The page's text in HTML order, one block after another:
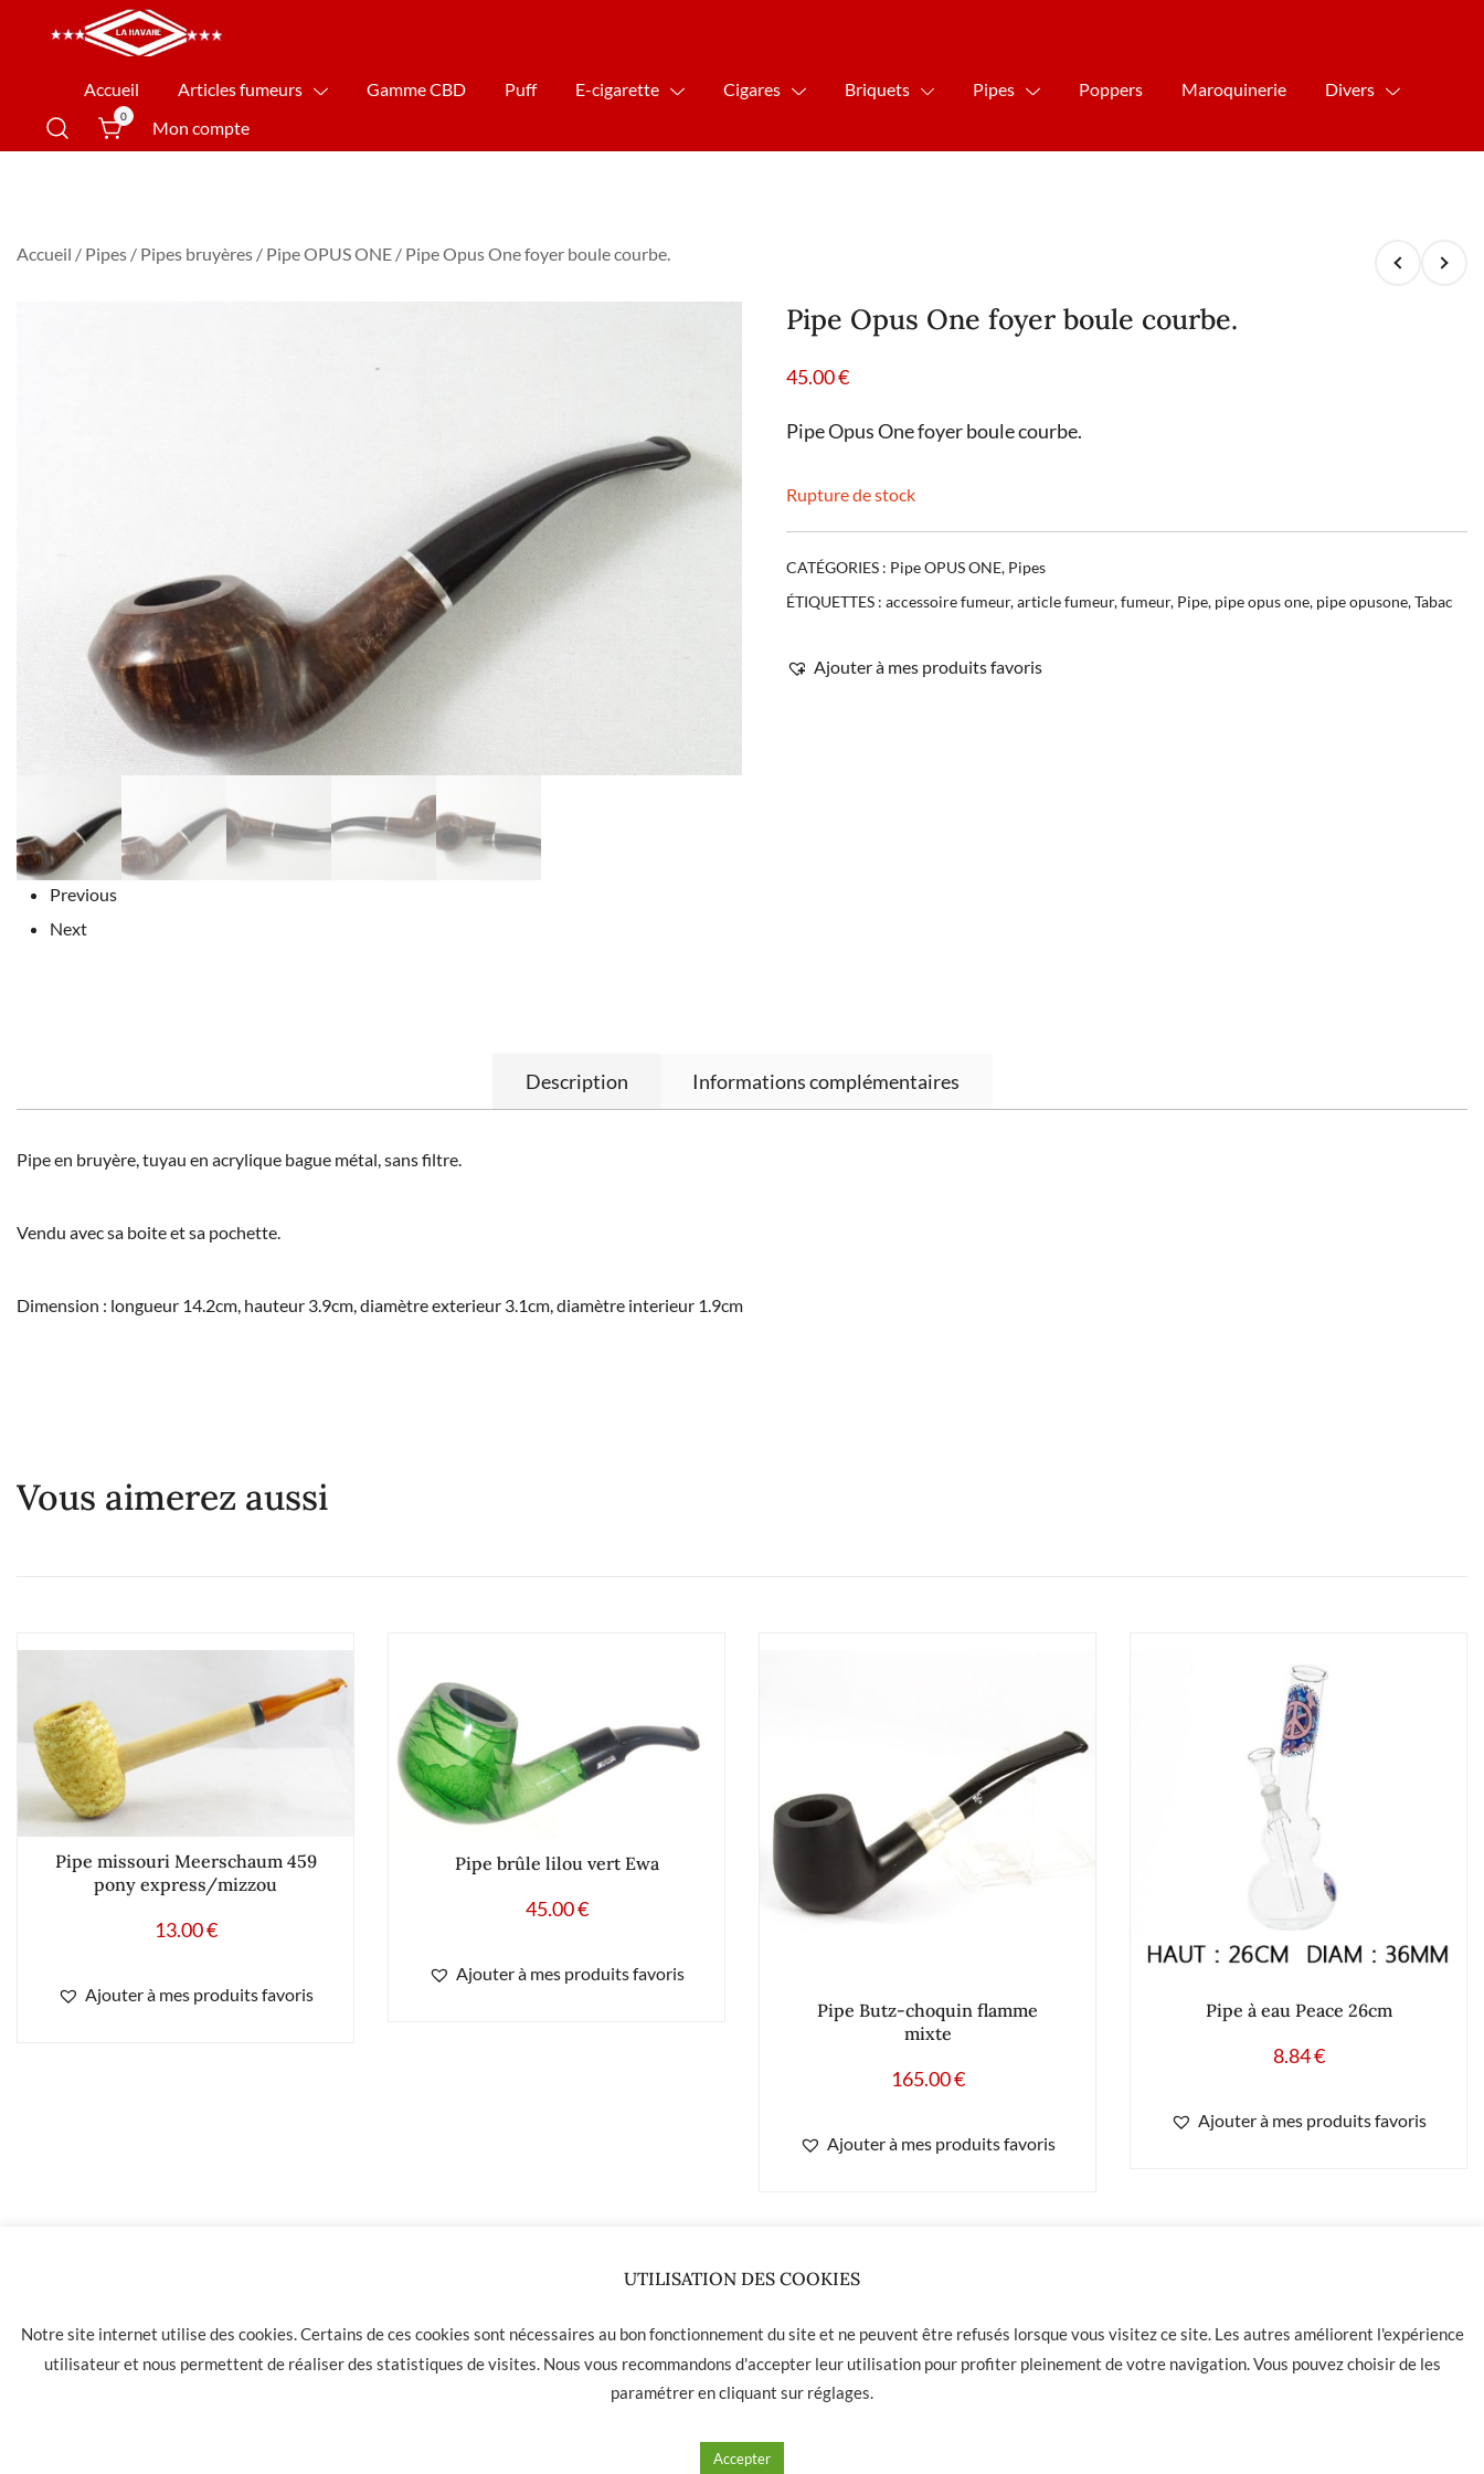
La Havane Nîmes
Accueil Articles fumeurs Gamme CBD Puff E-cigarette Cigares Briquets Pipes Poppers Maroquinerie Divers
0
Mon compte
Accueil / Pipes / Pipes bruyères / Pipe OPUS ONE / Pipe Opus One foyer boule courbe.
Previous
Next
Pipe Opus One foyer boule courbe.
45.00€
Pipe Opus One foyer boule courbe.
Rupture de stock
CATÉGORIES : Pipe OPUS ONE, Pipes
ÉTIQUETTES : accessoire fumeur,article fumeur,fumeur, Pipe, pipe opus one, pipe opusone,Tabac
Ajouter à mes produits favoris
Description Informations complémentaires
Pipe en bruyère, tuyau en acrylique bague métal, sans filtre.
Vendu avec sa boite et sa pochette.
Dimension : longueur 14.2cm, hauteur 3.9cm, diamètre exterieur 3.1cm, diamètre interieur 1.9cm
Vous aimerez aussi
Pipe missouri Meerschaum 459
pony express/mizzou
13.00€
Ajouter à mes produits favoris
Pipe brûle lilou vert Ewa
45.00€
Ajouter à mes produits favoris
Pipe Butz-choquin flamme
mixte
165.00€
Ajouter à mes produits favoris
Pipe à eau Peace 26cm
8.84€
Ajouter à mes produits favoris
UTILISATION DES COOKIES
Notre site internet utilise des cookies. Certains de ces cookies sont nécessaires au bon fonctionnement du site et ne peuvent être refusés lorsque vous visitez ce site. Les autres améliorent l'expérience
utilisateur et nous permettent de réaliser des statistiques de visites. Nous vous recommandons d'accepter leur utilisation pour profiter pleinement de votre navigation. Vous pouvez choisir de les
paramétrer en cliquant sur réglages.
Accepter